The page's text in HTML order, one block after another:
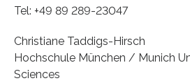
Tel: +49 89 289-23047
Christiane Taddigs-Hirsch
Hochschule München / Munich
Sciences